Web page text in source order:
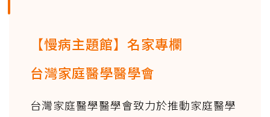
【慢病主題館】名家專欄
台灣家庭醫學醫學會
台灣家庭醫學醫學會致力於推動家庭醫學